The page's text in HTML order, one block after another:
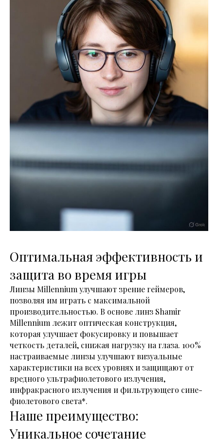
Оптимальная эффективность и
защита во время игры
Линзы Millennium улучшают зрение геймеров,
позволяя им играть с максимальной
производительностью. В основе линз Shamir
Millennium лежит оптическая конструкция,
которая улучшает фокусировку и повышает
четкость деталей, снижая нагрузку на глаза. 100%
настраиваемые линзы улучшают визуальные
характеристики на всех уровнях и защищают от
вредного ультрафиолетового излучения,
инфракрасного излучения и фильтрующего сине-
фиолетового света*.
Наше преимущество:
Уникальное сочетание